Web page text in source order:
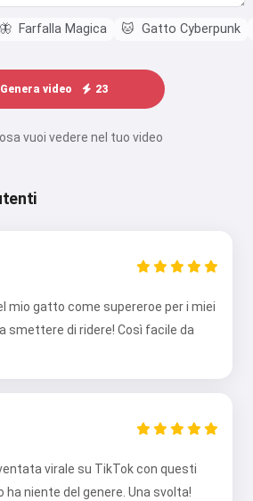
🦋 Farfalla Magica 🐱 Gatto Cyberpunk
Genera video 23
vuoi vedere nel tuo video
mio gatto come supereroe per i miei
smettere di ridere! Così facile da
virale su TikTok con questi
ha niente del genere. Una svolta!